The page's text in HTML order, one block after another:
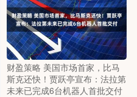
财盈策略 美国市场首家，比马
斯克还快！贾跃亭宣布：法拉第
未来已完成6台机器人首批交付